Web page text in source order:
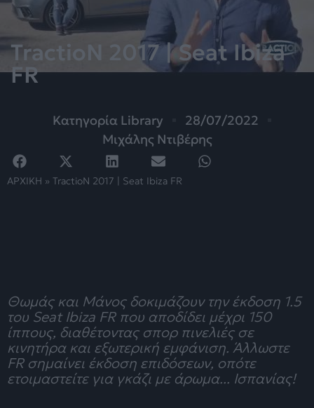
TractioN 2017 | Seat Ibiza
FR
Κατηγορία Library
28/07/2022
Μιχάλης Ντιβέρης
ΑΡΧΙΚΗ » TractioN 2017 | Seat Ibiza FR
Θωμάς και Μάνος δοκιμάζουν την έκδοση 1.5
του Seat Ibiza FR που αποδίδει μέχρι 150
ίππους, διαθέτοντας σπορ πινελιές σε
κινητήρα και εξωτερική εμφάνιση. Άλλωστε
FR σημαίνει έκδοση επιδόσεων, οπότε
ετοιμαστείτε για γκάζι με άρωμα... Ισπανίας!